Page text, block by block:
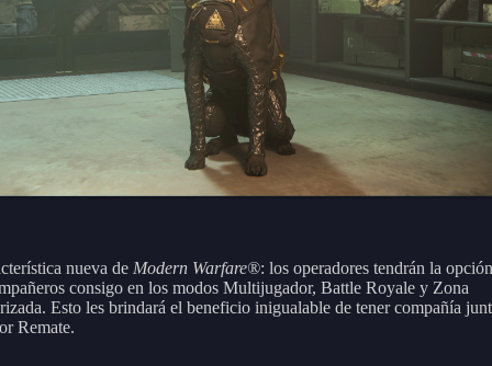
nueva de Modern Warfare®: los operadores tendrán la
consigo en los modos Multijugador, Battle Royale y Zona
Esto les brindará el beneficio inigualable de tener compañía
Remate.